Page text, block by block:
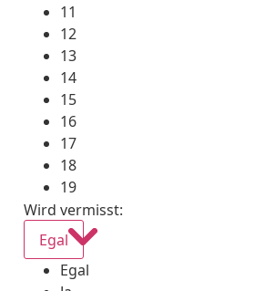
11
12
13
14
15
16
17
18
19
Wird vermisst:
Egal
Egal